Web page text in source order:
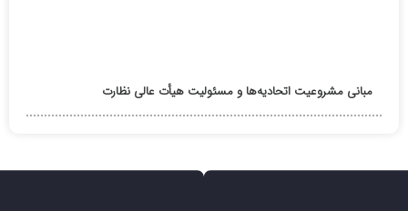
مبانی مشروعیت اتحادیه‌ها و مسئولیت هیأت عالی نظارت